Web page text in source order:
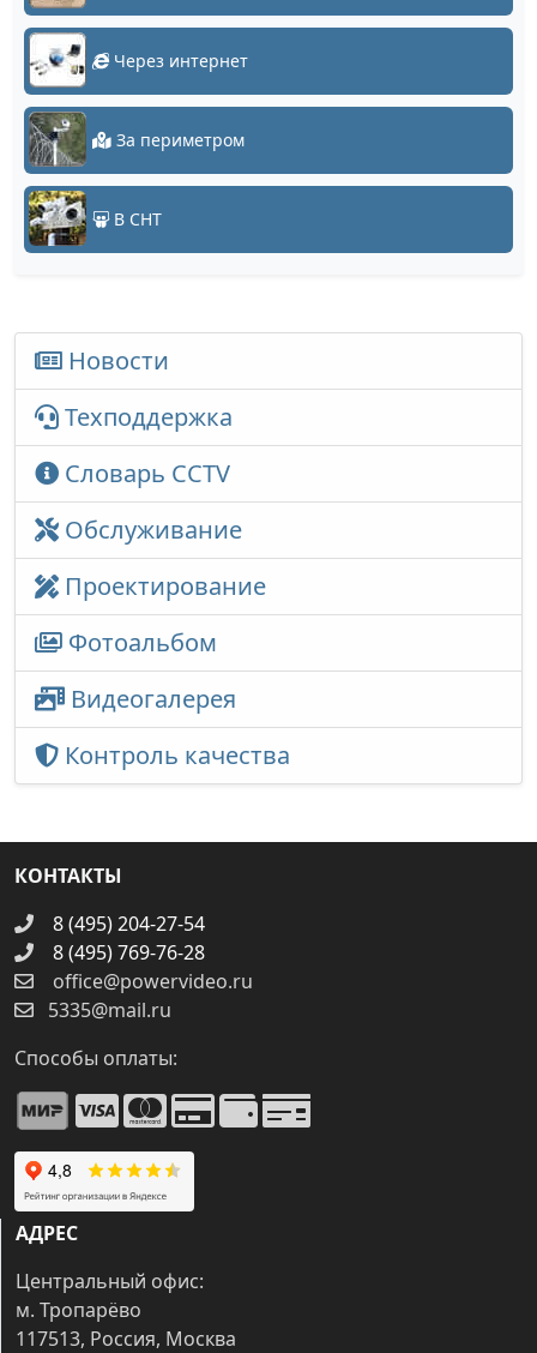
Через интернет
За периметром
В СНТ
Новости
Техподдержка
Словарь CCTV
Обслуживание
Проектирование
Фотоальбом
Видеогалерея
Контроль качества
КОНТАКТЫ
8 (495) 204-27-54
8 (495) 769-76-28
office@powervideo.ru
5335@mail.ru
Способы оплаты:
АДРЕС
Центральный офис:
м. Тропарёво
117513, Россия, Москва